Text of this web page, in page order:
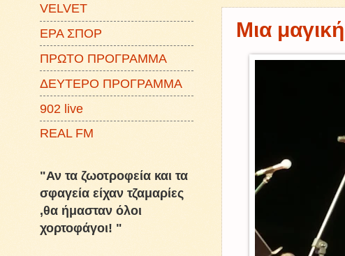
Μια
VELVET
ΕΡΑ ΣΠΟΡ
ΠΡΩΤΟ ΠΡΟΓΡΑΜΜΑ
ΔΕΥΤΕΡΟ ΠΡΟΓΡΑΜΜΑ
902 live
REAL FM
"Αν τα ζωοτροφεία και τα
σφαγεία είχαν τζαμαρίες
,θα ήμασταν όλοι
χορτοφάγοι! "